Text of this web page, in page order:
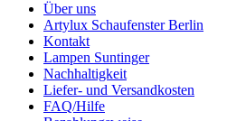
Über uns
Artylux Schaufenster Berlin
Kontakt
Lampen Suntinger
Nachhaltigkeit
Liefer- und Versandkosten
FAQ/Hilfe